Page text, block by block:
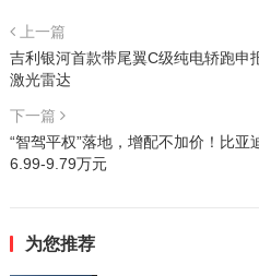
上一篇
吉利银河首款带尾翼C级纯电轿跑申
激光雷达
下一篇
“智驾平权”落地，增配不加价！比
6.99-9.79万元
为您推荐